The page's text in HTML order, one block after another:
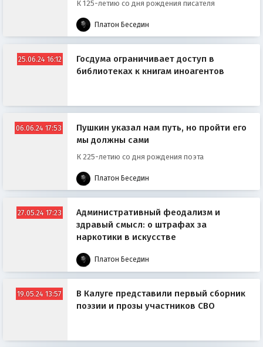
К 125-летию со дня рождения писателя
Платон Беседин
25.06.24 16:12
Госдума ограничивает доступ в
библиотеках к книгам иноагентов
06.06.24 17:53
Пушкин указал нам путь, но пройти его
мы должны сами
К 225-летию со дня рождения поэта
Платон Беседин
27.05.24 17:23
Административный феодализм и
здравый смысл: о штрафах за
наркотики в искусстве
Платон Беседин
19.05.24 13:57
В Калуге представили первый сборник
поэзии и прозы участников СВО